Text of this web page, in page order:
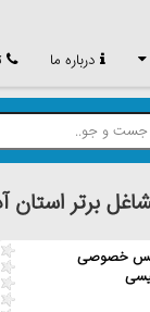
درباره ما
برتر استان
خصوصی